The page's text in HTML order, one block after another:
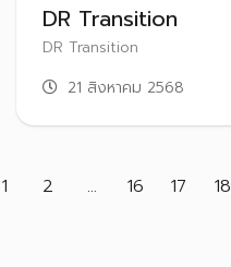
DR Transition
DR Transition
21 สิงหาคม 2568
1 2 ... 16 17 18